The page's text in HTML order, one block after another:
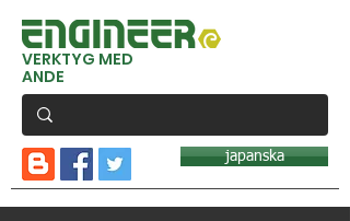
VERKTYG MED
ANDE
japanska